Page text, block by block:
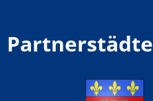
Partnerstädte